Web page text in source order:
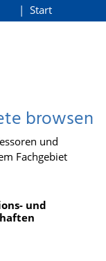
Start
browsen
und
Fachgebiet
und